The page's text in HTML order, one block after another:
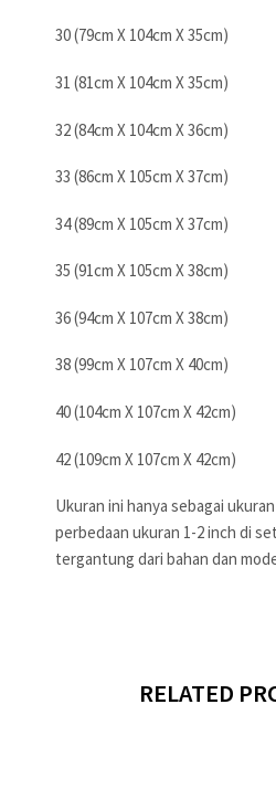
30 (79cm X 104cm X 35cm)
31 (81cm X 104cm X 35cm)
32 (84cm X 104cm X 36cm)
33 (86cm X 105cm X 37cm)
34 (89cm X 105cm X 37cm)
35 (91cm X 105cm X 38cm)
36 (94cm X 107cm X 38cm)
38 (99cm X 107cm X 40cm)
40 (104cm X 107cm X 42cm)
42 (109cm X 107cm X 42cm)
Ukuran ini hanya sebagai
perbedaan ukuran 1-2 inch di
tergantung dari bahan dan
RELATED